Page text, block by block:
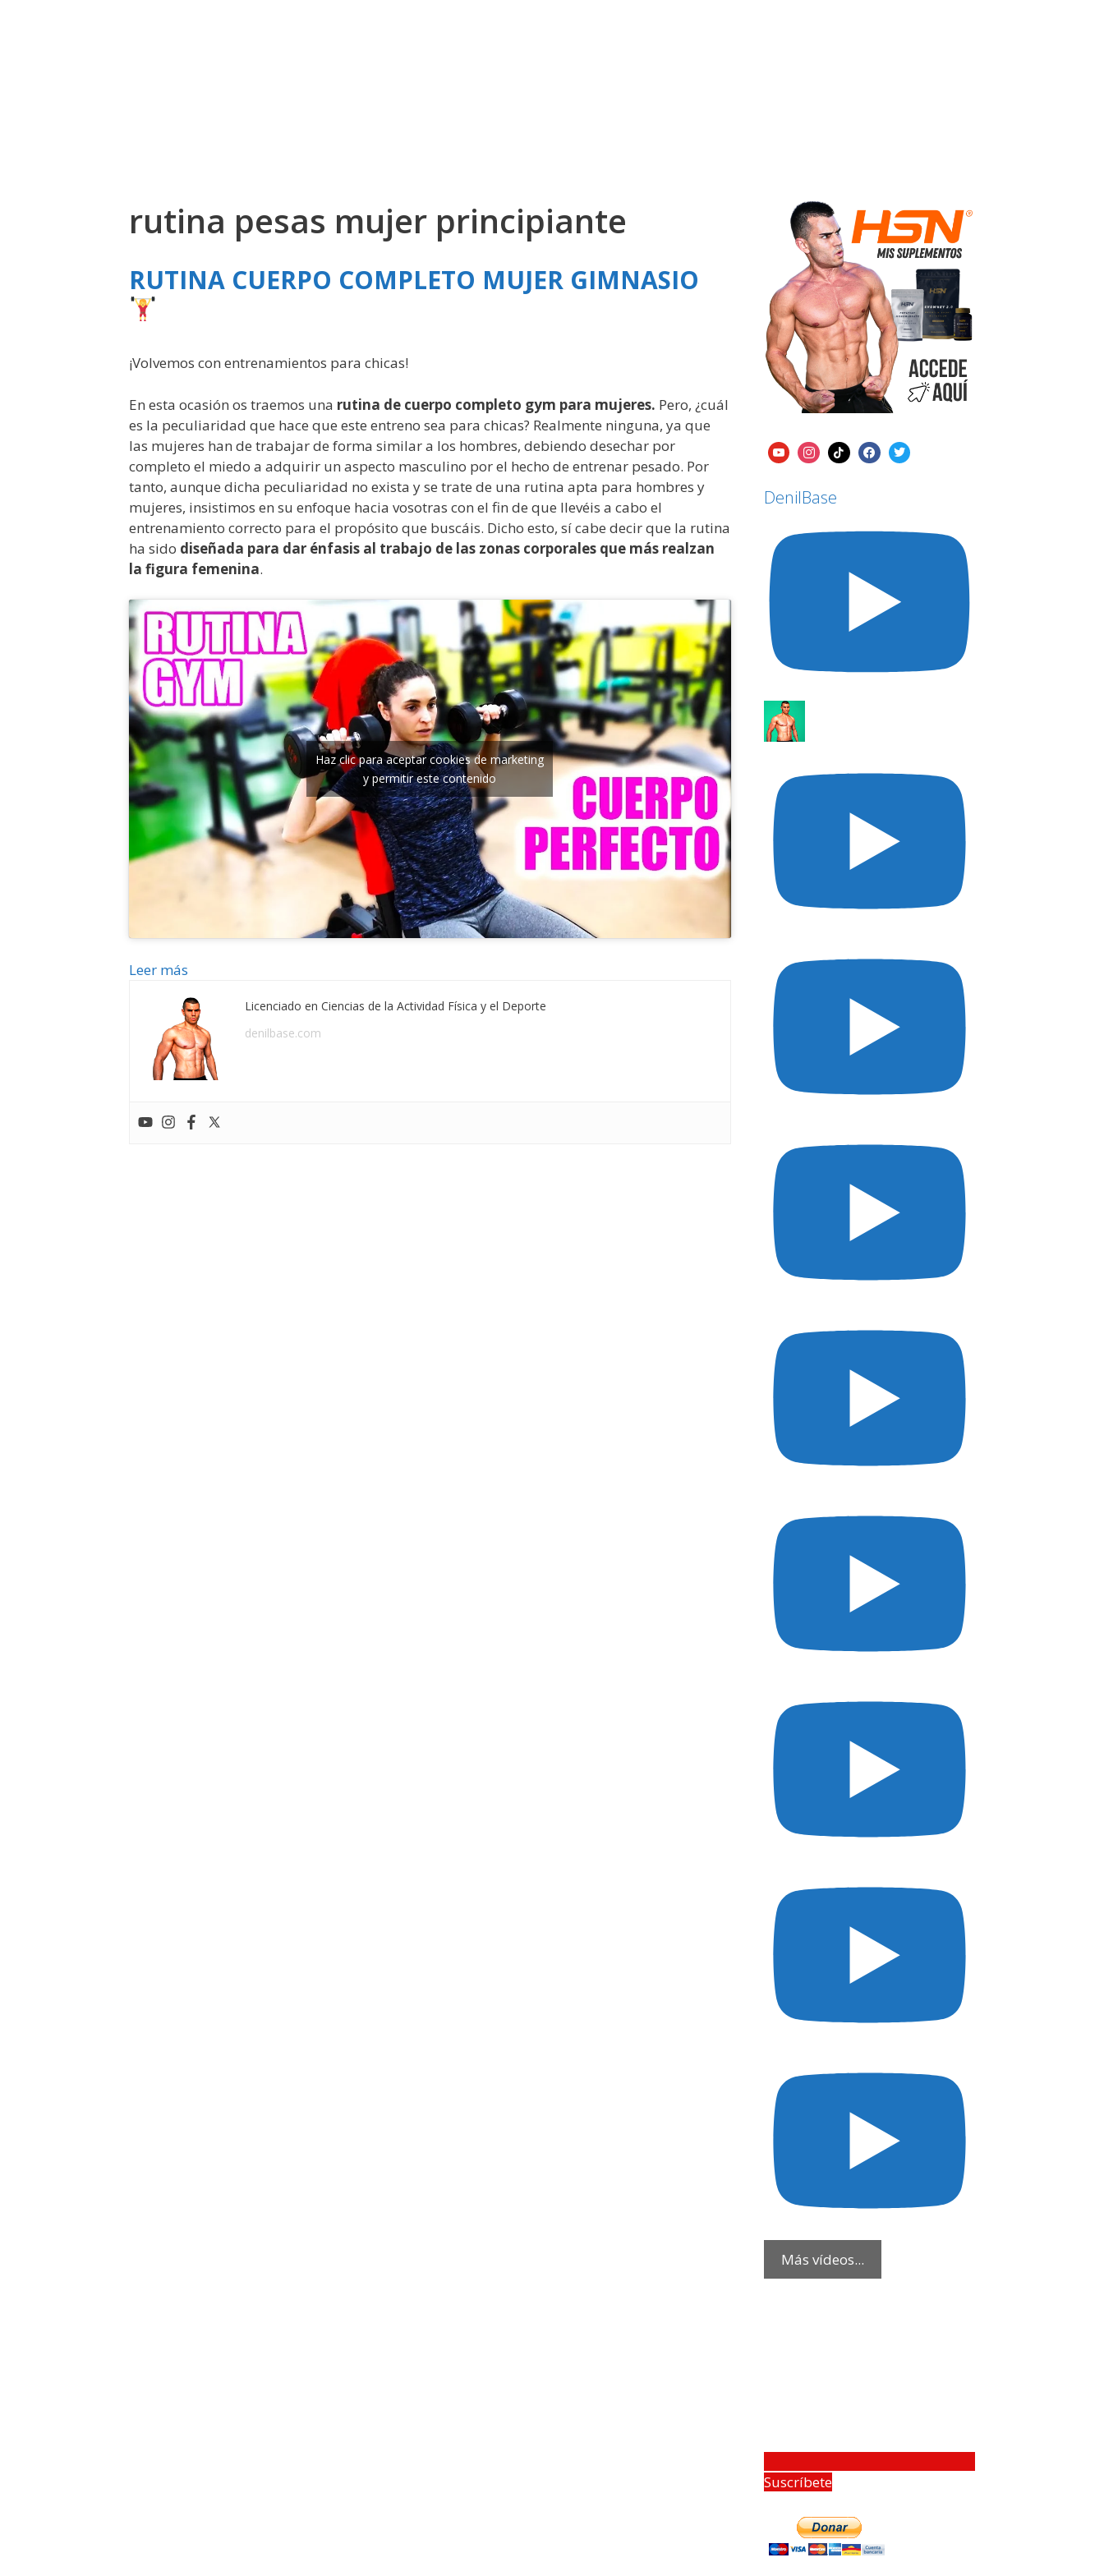
rutina pesas mujer principiante
RUTINA CUERPO COMPLETO MUJER GIMNASIO
¡Volvemos con entrenamientos para chicas!
En esta ocasión os traemos una rutina de cuerpo completo gym para mujeres. Pero, ¿cuál
es la peculiaridad que hace que este entreno sea para chicas? Realmente ninguna, ya que
las mujeres han de trabajar de forma similar a los hombres, debiendo desechar por
completo el miedo a adquirir un aspecto masculino por el hecho de entrenar pesado. Por
tanto, aunque dicha peculiaridad no exista y se trate de una rutina apta para hombres y
mujeres, insistimos en su enfoque hacia vosotras con el fin de que llevéis a cabo el
entrenamiento correcto para el propósito que buscáis. Dicho esto, sí cabe decir que la rutina
ha sido diseñada para dar énfasis al trabajo de las zonas corporales que más realzan
la figura femenina.
Haz clic para aceptar cookies de marketing
y permitir este contenido
Leer más
Licenciado en Ciencias de la Actividad Física y el Deporte
denilbase.com
DenilBase
Más vídeos...
Suscríbete